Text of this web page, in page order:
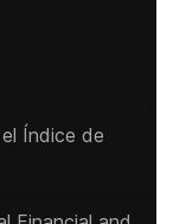
Índice de